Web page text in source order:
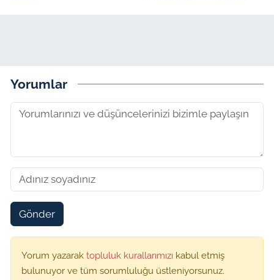
Yorumlar
Gönder
Yorum yazarak topluluk kurallarımızı kabul etmiş
bulunuyor ve tüm sorumluluğu üstleniyorsunuz.